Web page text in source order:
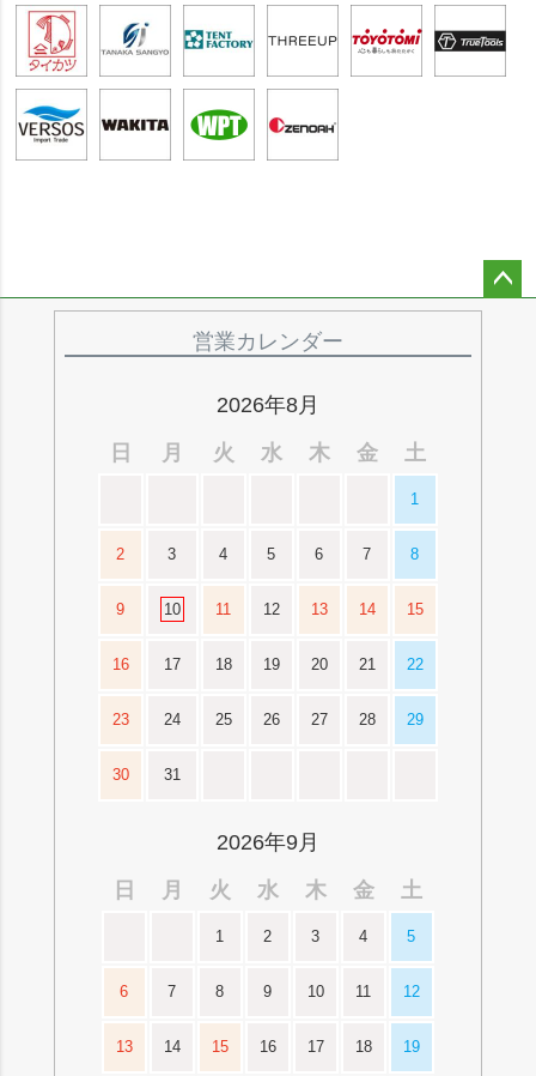
営業カレンダー
2026年8月
日
月 火 水 木 金 土
1
2 3 4 5 6 7 8
9 10 11 12 13 14 15
16 17 18 19 20 21 22
23 24 25 26 27 28 29
30 31
2026年9月
日
月 火 水 木 金 土
1 2 3 4 5
6 7 8 9 10 11 12
13 14 15 16 17 18 19